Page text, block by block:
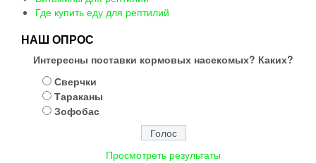
Где купить еду для рептилий
НАШ ОПРОС
Интересны поставки кормовых насекомых? Каких?
Сверчки
Тараканы
Зофобас
Просмотреть результаты